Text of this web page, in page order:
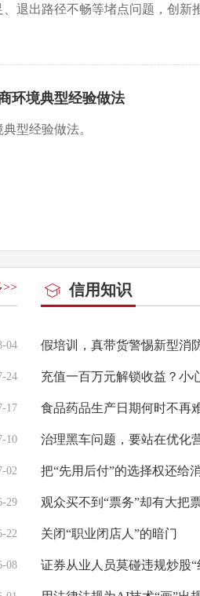
退出路径不畅等堵点问题，创新
业退出更顺畅、政务服务更有温度
环境典型经验做法
型经验做法。
>>
04
24
17
10
02
29
22
08
信用知识
假培训，真带货警惕新型消
充值一百万元解锁收益？小
食品药品生产日期何时不再
治理黑车问题，要站在优化
把“先用后付”的选择权还给
关闭“职业闭店人”的暗门
证券从业人员莫碰违规炒股“